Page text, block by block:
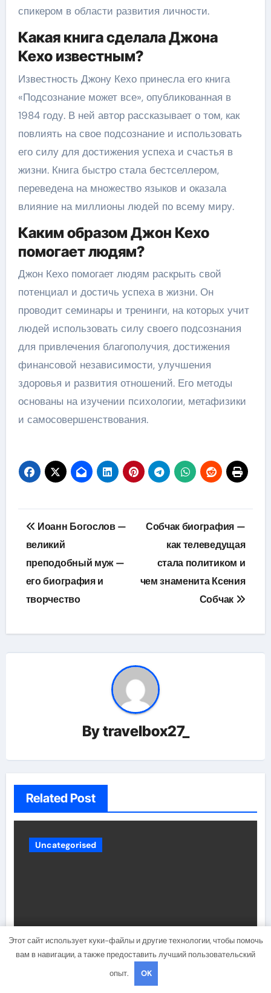
спикером в области развития личности.
Какая книга сделала Джона
Кехо известным?
Известность Джону Кехо принесла его книга
«Подсознание может все», опубликованная в
1984 году. В ней автор рассказывает о том, как
повлиять на свое подсознание и использовать
его силу для достижения успеха и счастья в
жизни. Книга быстро стала бестселлером,
переведена на множество языков и оказала
влияние на миллионы людей по всему миру.
Каким образом Джон Кехо
помогает людям?
Джон Кехо помогает людям раскрыть свой
потенциал и достичь успеха в жизни. Он
проводит семинары и тренинги, на которых учит
людей использовать силу своего подсознания
для привлечения благополучия, достижения
финансовой независимости, улучшения
здоровья и развития отношений. Его методы
основаны на изучении психологии, метафизики
и самосовершенствования.
Навигация
по
записям
Иоанн Богослов —
великий
преподобный муж —
его биография и
творчество
Собчак биография —
как телеведущая
стала политиком и
чем знаменита Ксения
Собчак
Bytravelbox27_
Related Post
Uncategorised
Состав и биография российской
поп-группы «Иванушки
Этот сайт использует куки-файлы и другие технологии, чтобы помочь
вам в навигации, а также предоставить лучший пользовательский
опыт.
OK